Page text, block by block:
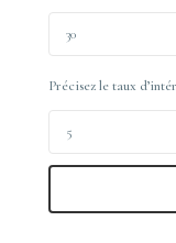
Précisez le taux